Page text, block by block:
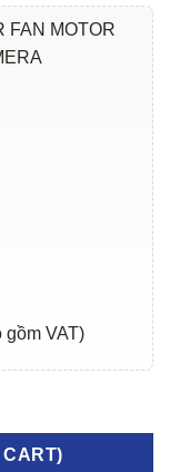
FAN MOTOR
gồm VAT)
2018-2022 |
CART)